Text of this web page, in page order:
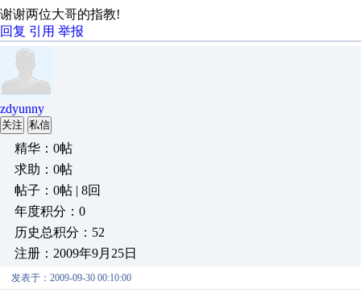
谢谢两位大哥的指教!
回复 引用 举报
zdyunny
关注 私信
精华：0帖
求助：0帖
帖子：0帖 | 8回
年度积分：0
历史总积分：52
注册：2009年9月25日
发表于：2009-09-30 00:10:00